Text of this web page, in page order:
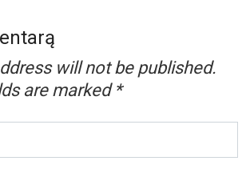
will not be published.
are marked *